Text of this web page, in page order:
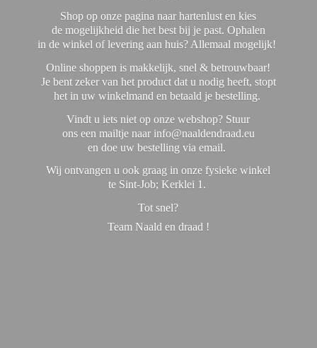
Shop op onze pagina naar hartenlust en kies
de mogelijkheid die het best bij je past. Ophalen
in de winkel of levering aan huis? Allemaal mogelijk!
Online shoppen is makkelijk, snel & betrouwbaar!
Je bent zeker van het product dat u nodig heeft, stopt
het in uw winkelmand en betaald je bestelling.
Vindt u iets niet op onze webshop? Stuur
ons een mailtje naar info@naaldendraad.eu
en doe uw bestelling via email.
Wij ontvangen u ook graag in onze fysieke winkel
te Sint-Job; Kerklei 1.
Tot snel?
Team Naald en draad !